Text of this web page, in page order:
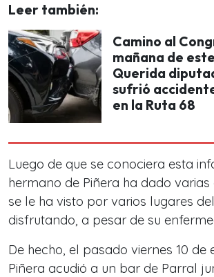
Leer también:
Camino al
mañana de
Querida
sufrió
en la Ruta 68
Luego de que se conociera esta
hermano de Piñera ha dado varias
se le ha visto por varios lugares
disfrutando, a pesar de su
De hecho, el pasado viernes 10 de
Piñera acudió a un bar de Parral